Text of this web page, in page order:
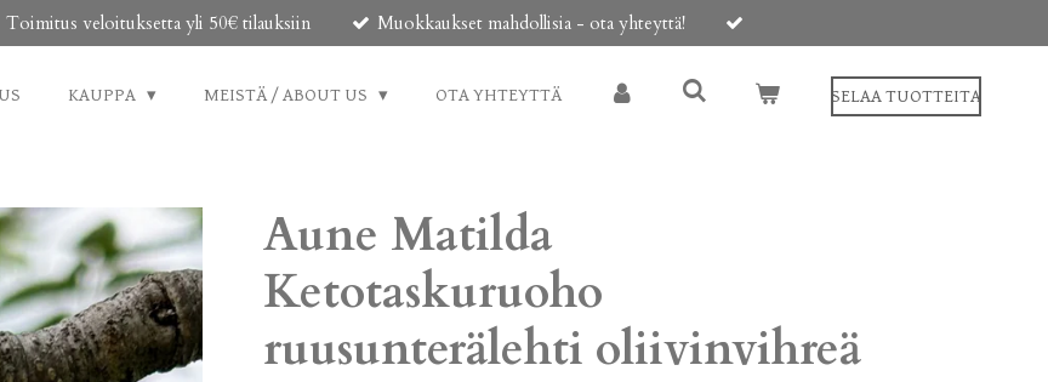
Toimitus veloituksetta yli 50€ tilauksiin Muokkaukset mahdollisia - ota yhteyttä!
KAUPPA MEISTÄ / ABOUT US OTA YHTEYTTÄ SELAA TUOTTEITA
Aune Matilda
Ketotaskuruoho
ruusunterälehti oliivinvihreä